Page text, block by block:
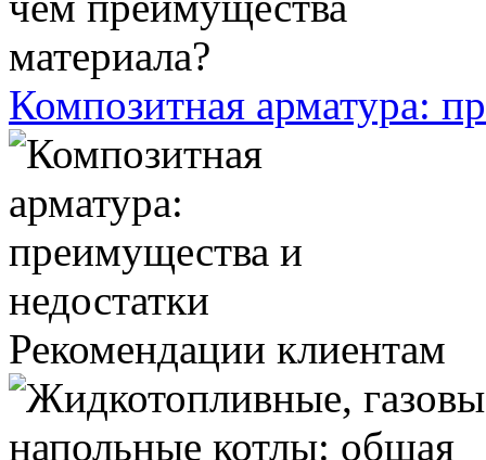
Композитная арматура:
Рекомендации клиентам